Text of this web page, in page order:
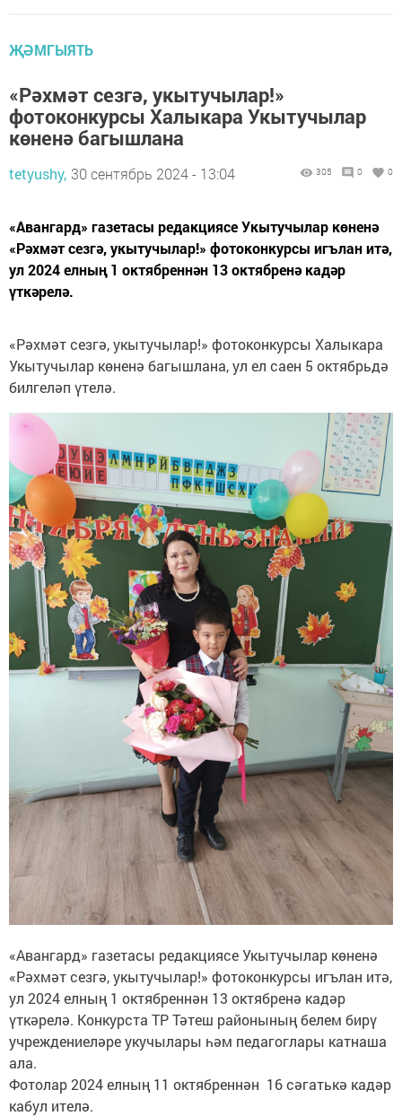
ҖӘМГЫЯТЬ
«Рәхмәт сезгә, укытучылар!»
фотоконкурсы Халыкара Укытучылар
көненә багышлана
tetyushy, 30 сентябрь 2024 - 13:04 305 0 0
«Авангард» газетасы редакциясе Укытучылар көненә
«Рәхмәт сезгә, укытучылар!» фотоконкурсы игълан итә,
ул 2024 елның 1 октябреннән 13 октябренә кадәр
үткәрелә.
«Рәхмәт сезгә, укытучылар!» фотоконкурсы Халыкара
Укытучылар көненә багышлана, ул ел саен 5 октябрьдә
билгеләп үтелә.
«Авангард» газетасы редакциясе Укытучылар көненә
«Рәхмәт сезгә, укытучылар!» фотоконкурсы игълан итә,
ул 2024 елның 1 октябреннән 13 октябренә кадәр
үткәрелә. Конкурста ТР Тәтеш районының белем бирү
учреждениеләре укучылары һәм педагоглары катнаша
ала.
Фотолар 2024 елның 11 октябреннән 16 сәгатькә кадәр
кабул ителә.